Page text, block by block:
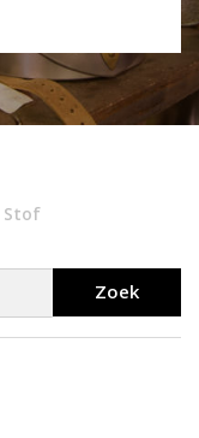
Stof
Zoek